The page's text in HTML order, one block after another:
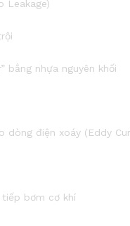
Leakage)
bằng nhựa nguyên khối
dòng điện xoáy (Eddy
bơm cơ khí